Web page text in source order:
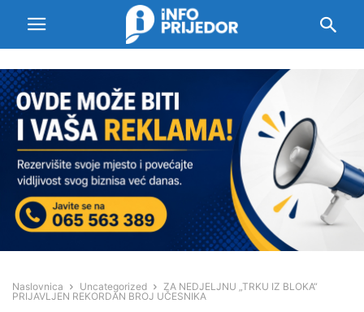
Naslovnica Uncategorized
ZA NEDJELJNU „TRKU IZ BLOKA“
PRIJAVLJEN REKORDAN BROJ UČESNIKA